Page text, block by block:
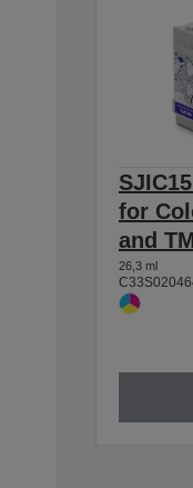
for
and
26,3 ml